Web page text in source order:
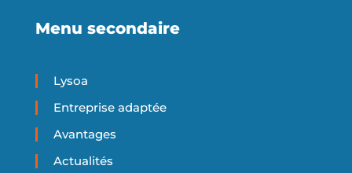
Menu secondaire
Lysoa
Entreprise adaptée
Avantages
Actualités